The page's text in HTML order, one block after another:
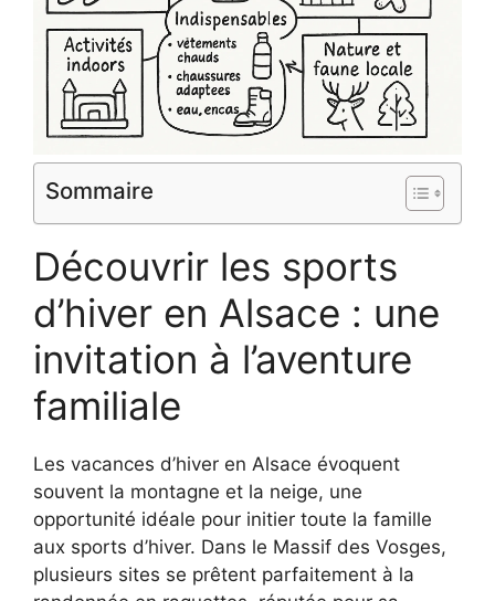
Sommaire
Découvrir les sports
d’hiver en Alsace : une
invitation à l’aventure
familiale
Les vacances d’hiver en Alsace évoquent
souvent la montagne et la neige, une
opportunité idéale pour initier toute la famille
aux sports d’hiver. Dans le Massif des Vosges,
plusieurs sites se prêtent parfaitement à la